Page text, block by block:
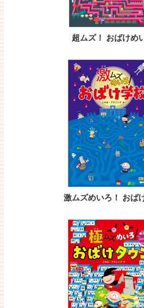
超ムズ！ おばけめ
激ムズめいろ！ おば